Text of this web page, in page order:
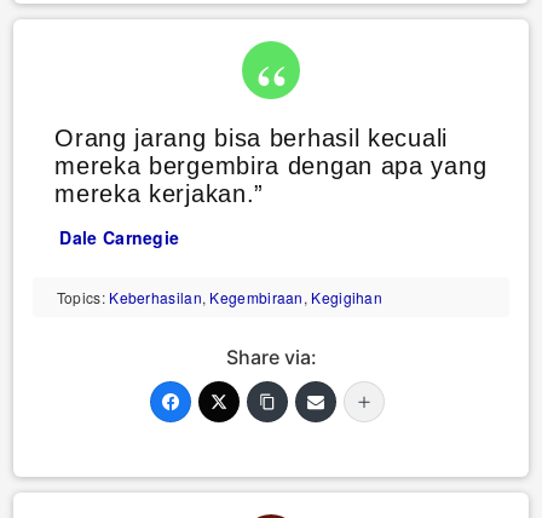
Orang jarang bisa berhasil kecuali
mereka bergembira dengan apa yang
mereka kerjakan.”
Dale Carnegie
Topics: Keberhasilan, Kegembiraan, Kegigihan
Share via: